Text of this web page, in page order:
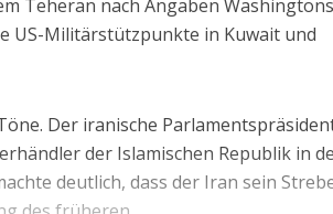
Teheran nach Angaben
US-Militärstützpunkte in Kuwait und
Der iranische
der Islamischen Republik in
deutlich, dass der Iran sein